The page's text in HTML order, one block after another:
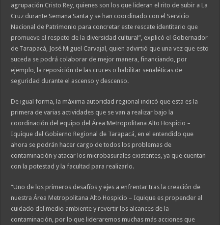
agrupación Cristo Rey, quienes son los que lideran el rito de subir a La
Cruz durante Semana Santa y se han coordinado con el Servicio
Nacional de Patrimonio para concretar este rescate identitario que
promueve el respeto de la diversidad cultural”, explicó el Gobernador
de Tarapacá, José Miguel Carvajal, quien advirtió que una vez que esto
suceda se podrá colaborar de mejor manera, financiando, por
ejemplo, la reposición de las cruces o habilitar señaléticas de
seguridad durante el ascenso y descenso.
De igual forma, la máxima autoridad regional indicó que esta es la
primera de varias actividades que se van a realizar bajo la
coordinación del equipo del Área Metropolitana Alto Hospicio –
Iquique del Gobierno Regional de Tarapacá, en el entendido que
ahora se podrán hacer cargo de todos los problemas de
contaminación y atacar los microbasurales existentes, ya que cuentan
con la potestad y la facultad para realizarlo.
“Uno de los primeros desafíos y ejes a enfrentar tras la creación de
nuestra Área Metropolitana Alto Hospicio – Iquique es propender al
cuidado del medio ambiente y revertir los alcances de la
contaminación, por lo que lideraremos muchas más acciones que